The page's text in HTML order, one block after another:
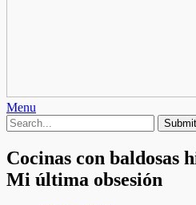
Menu
Cocinas con baldosas
Mi última obsesión